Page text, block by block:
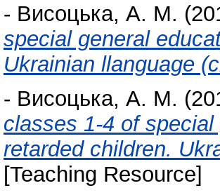
- Висоцька, А. М.
special general
Ukrainian llanguage
- Висоцька, А. М.
classes 1-4 of
retarded children.
[Teaching Resource]